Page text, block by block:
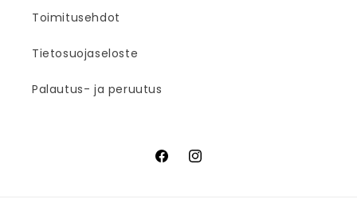
Toimitusehdot
Tietosuojaseloste
Palautus- ja peruutus
FacebookInstagram